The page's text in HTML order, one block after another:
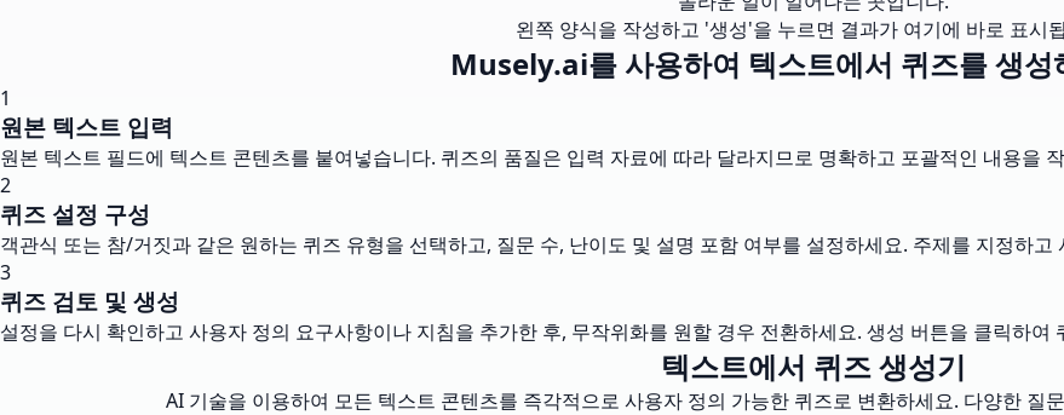
왼쪽 양식을 작성하고 '생성'을 누르면 결과가 여기에 바로 표시
Musely.ai를 사용하여 텍스트에서 퀴즈를 생성
1
원본 텍스트 입력
원본 텍스트 필드에 텍스트 콘텐츠를 붙여넣습니다. 퀴즈의 품질은 입력 자료에 따라 달라지므로 명확하고 포괄적인 내용을
2
퀴즈 설정 구성
객관식 또는 참/거짓과 같은 원하는 퀴즈 유형을 선택하고, 질문 수, 난이도 및 설명 포함 여부를 설정하세요. 주제를 지정하
3
퀴즈 검토 및 생성
설정을 다시 확인하고 사용자 정의 요구사항이나 지침을 추가한 후, 무작위화를 원할 경우 전환하세요. 생성 버튼을 클릭하
텍스트에서 퀴즈 생성기
AI 기술을 이용하여 모든 텍스트 콘텐츠를 즉각적으로 사용자 정의 가능한 퀴즈로 변환하세요. 다양한 질